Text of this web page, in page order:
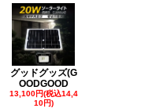
グッドグッズ(G
OODGOOD
13,100円(税込14,4
10円)